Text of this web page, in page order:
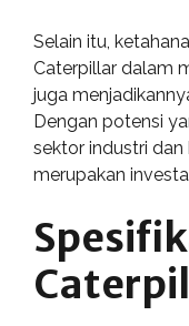
Selain itu,
Caterpillar dalam
juga
Dengan potensi
sektor industri
merupakan